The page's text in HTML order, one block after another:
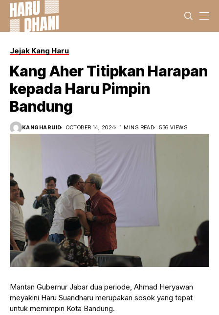
Jejak Kang Haru
Kang Aher Titipkan Harapan
kepada Haru Pimpin
Bandung
KANGHARUID OCTOBER 14, 2024 1 MINS READ 536 VIEWS
Mantan Gubernur Jabar dua periode, Ahmad Heryawan
meyakini Haru Suandharu merupakan sosok yang tepat
untuk memimpin Kota Bandung.